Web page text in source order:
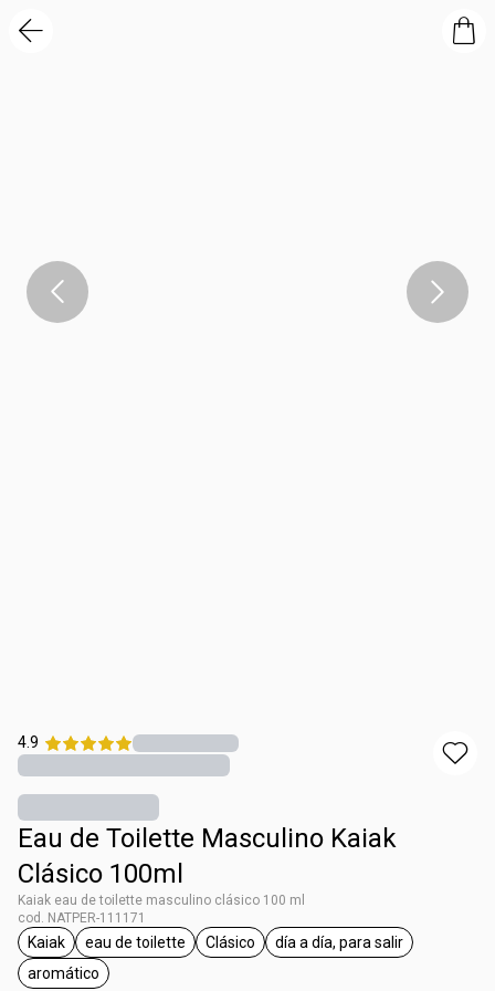
4.9
Eau de Toilette Masculino Kaiak
Clásico 100ml
Kaiak eau de toilette masculino clásico 100 ml
cod. NATPER-111171
etiqueta Kaiak
Kaiak
etiqueta eau de toilette
eau de toilette
etiqueta Clásico
Clásico
etiqueta día a día,
día a día, para salir
etiqueta aromático
aromático